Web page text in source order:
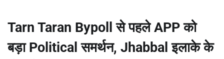
Tarn Taran Bypoll से पहले APP को
बड़ा Political समर्थन, Jhabbal इलाके के